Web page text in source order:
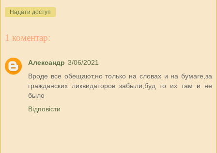
Надати доступ
1 коментар:
Александр 3/06/2021
Вроде все обещают,но только на словах и на бумаге,за
гражданских ликвидаторов забыли,буд то их там и не
было
Відповісти